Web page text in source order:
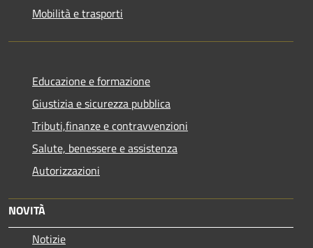
Mobilità e trasporti
Educazione e formazione
Giustizia e sicurezza pubblica
Tributi,finanze e contravvenzioni
Salute, benessere e assistenza
Autorizzazioni
NOVITÀ
Notizie